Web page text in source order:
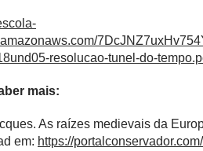
resolucao-tunel-do-
mais:
As raízes medievais da
em: https://